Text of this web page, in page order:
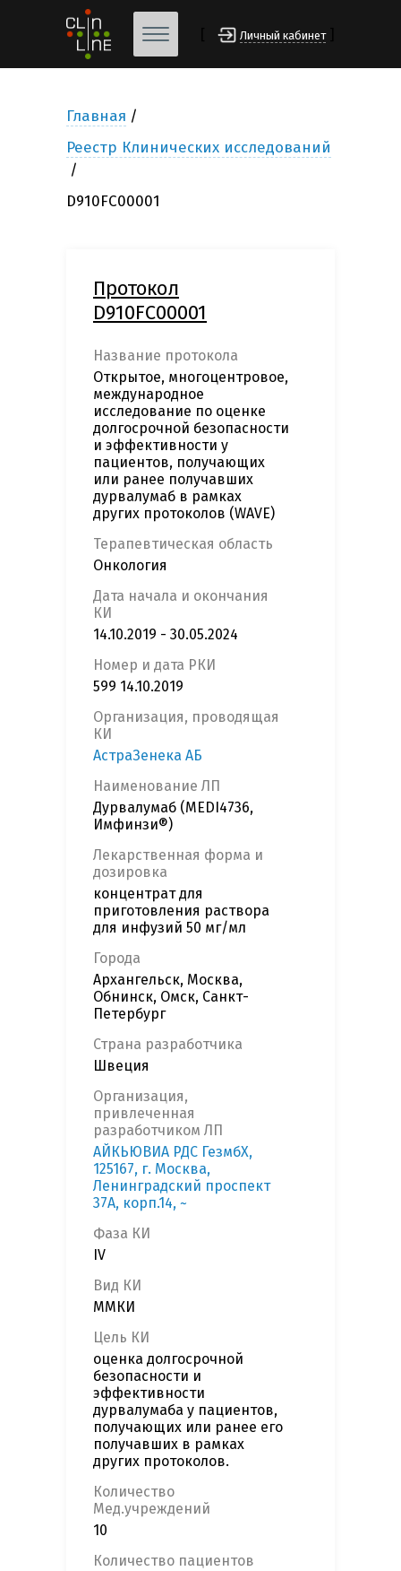
Личный кабинет
Главная
Реестр Клинических исследований
D910FC00001
Протокол
D910FC00001
Название протокола
Открытое, многоцентровое,
международное
исследование по оценке
долгосрочной безопасности
и эффективности у
пациентов, получающих
или ранее получавших
дурвалумаб в рамках
других протоколов (WAVE)
Терапевтическая область
Онкология
Дата начала и окончания
КИ
14.10.2019 - 30.05.2024
Номер и дата РКИ
599 14.10.2019
Организация, проводящая
КИ
АстраЗенека АБ
Наименование ЛП
Дурвалумаб (MEDI4736,
Имфинзи®)
Лекарственная форма и
дозировка
концентрат для
приготовления раствора
для инфузий 50 мг/мл
Города
Архангельск, Москва,
Обнинск, Омск, Санкт-
Петербург
Страна разработчика
Швеция
Организация,
привлеченная
разработчиком ЛП
АЙКЬЮВИА РДС ГезмбХ,
125167, г. Москва,
Ленинградский проспект
37А, корп.14, ~
Фаза КИ
IV
Вид КИ
ММКИ
Цель КИ
оценка долгосрочной
безопасности и
эффективности
дурвалумаба у пациентов,
получающих или ранее его
получавших в рамках
других протоколов.
Количество
Мед.учреждений
10
Количество пациентов